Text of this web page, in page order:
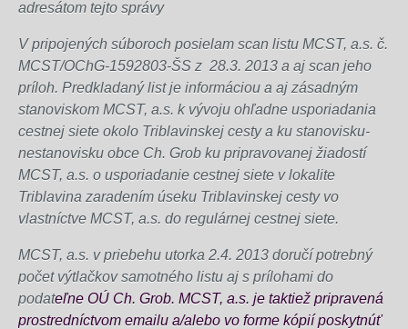
adresátom tejto správy
V pripojených súboroch posielam scan listu MCST, a.s. č.
MCST/OChG-1592803-ŠS z 28.3. 2013 a aj scan jeho
príloh. Predkladaný list je informáciou a aj zásadným
stanoviskom MCST, a.s. k vývoju ohľadne usporiadania
cestnej siete okolo Triblavinskej cesty a ku stanovisku-
nestanovisku obce Ch. Grob ku pripravovanej žiadostí
MCST, a.s. o usporiadanie cestnej siete v lokalite
Triblavina zaradením úseku Triblavinskej cesty vo
vlastníctve MCST, a.s. do regulárnej cestnej siete.
MCST, a.s. v priebehu utorka 2.4. 2013 doručí potrebný
počet výtlačkov samotného listu aj s prílohami do
podateľne OÚ Ch. Grob. MCST, a.s. je taktiež pripravená
prostredníctvom emailu a/alebo vo forme kópií poskytnúť